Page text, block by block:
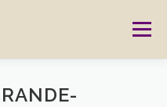
Menu
CARTES CADEAUX